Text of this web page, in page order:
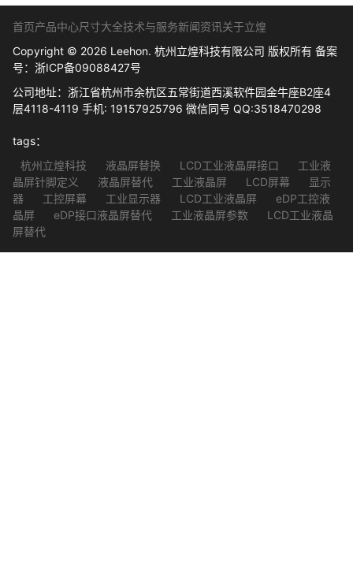
首页产品中心尺寸大全技术与服务新闻资讯关于立煌
Copyright © 2026 Leehon. 杭州立煌科技有限公司 版权所有 备案
号： 浙ICP备09088427号
公司地址：浙江省杭州市余杭区五常街道西溪软件园金牛座B2座4
层4118-4119 手机: 19157925796 微信同号 QQ:3518470298
tags：
杭州立煌科技
液晶屏替换 LCD工业液晶屏接口
工业液
晶屏针脚定义
液晶屏替代 工业液晶屏 LCD屏幕
显示
器
工控屏幕 工业显示器 LCD工业液晶屏
eDP工控液
晶屏
eDP接口液晶屏替代 工业液晶屏参数
LCD工业液晶
屏替代